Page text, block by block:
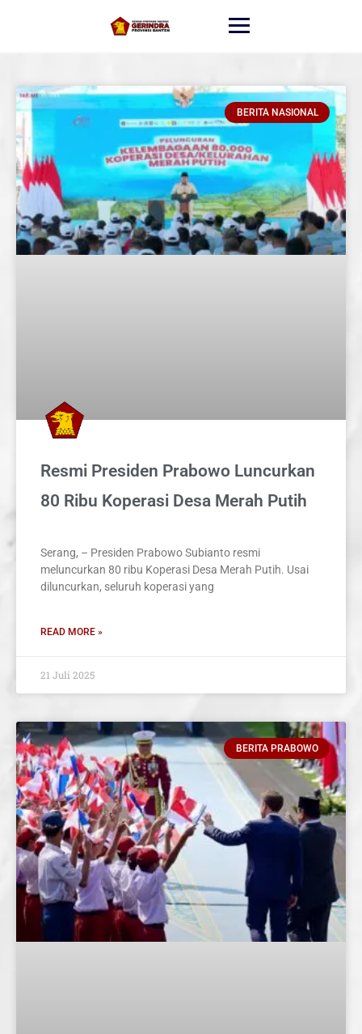
BERITA NASIONAL
Resmi Presiden Prabowo Luncurkan
80 Ribu Koperasi Desa Merah Putih
Serang, – Presiden Prabowo Subianto resmi
meluncurkan 80 ribu Koperasi Desa Merah Putih. Usai
diluncurkan, seluruh koperasi yang
READ MORE »
21 Juli 2025
BERITA PRABOWO